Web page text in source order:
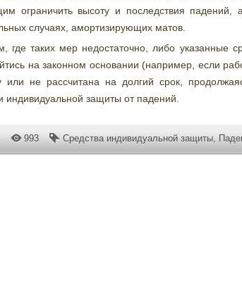
ограничить высоту и последствия
случаях, амортизирующих матов.
где таких мер недостаточно, либо указанные
на законном основании (например, если
или не рассчитана на долгий срок,
индивидуальной защиты от падений.
993 Средства индивидуальной защиты,